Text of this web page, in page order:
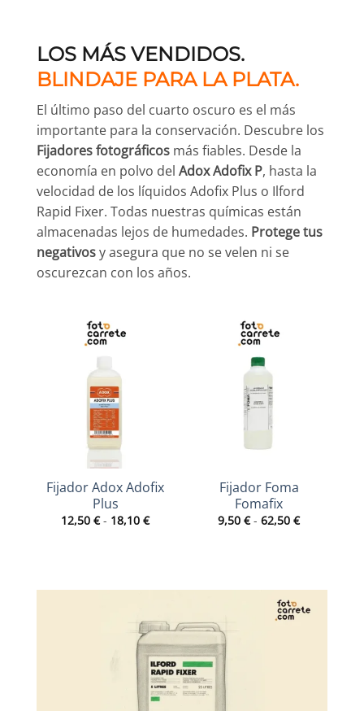
LOS MÁS VENDIDOS.
BLINDAJE PARA LA PLATA.
El último paso del cuarto oscuro es el más
importante para la conservación. Descubre los
Fijadores fotográficos más fiables. Desde la
economía en polvo del Adox Adofix P, hasta la
velocidad de los líquidos Adofix Plus o Ilford
Rapid Fixer. Todas nuestras químicas están
almacenadas lejos de humedades. Protege tus
negativosy asegura que no se velen ni se
oscurezcan con los años.
Fijador Adox Adofix
Plus
12,50 € - 18,10 €Rango
Fijador Foma
Fomafix
9,50 € - 62,50 €Rango